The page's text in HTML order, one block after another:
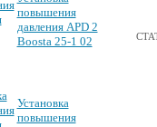
повышения
давления APD 2
Boosta 25-1 02
Установка
повышения